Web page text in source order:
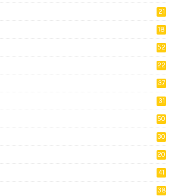
21
18
52
22
37
31
50
30
20
41
38